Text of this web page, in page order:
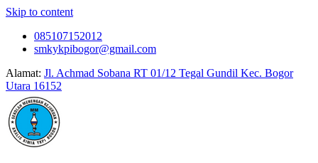
Skip to content
085107152012
smkykpibogor@gmail.com
Alamat: Jl. Achmad Sobana RT 01/12 Tegal Gundil Kec. Bogor
Utara 16152